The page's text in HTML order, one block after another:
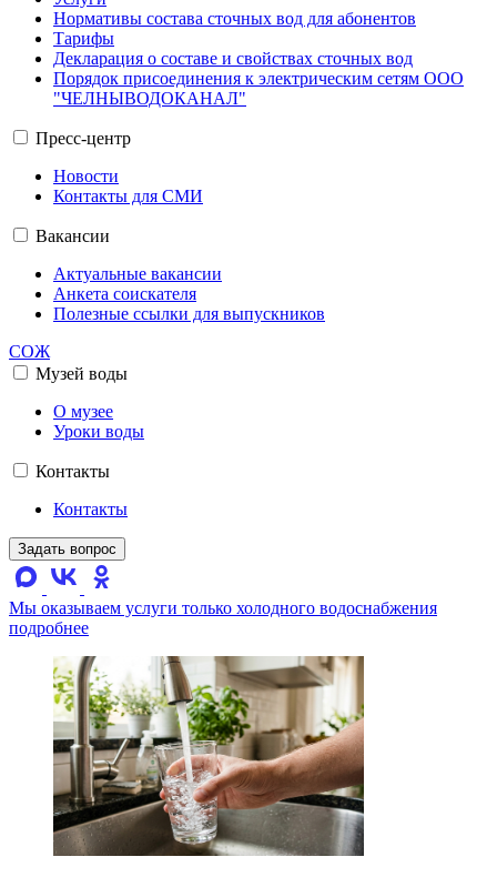
Нормативы состава сточных вод для абонентов
Тарифы
Декларация о составе и свойствах сточных вод
Порядок присоединения к электрическим сетям ООО
"ЧЕЛНЫВОДОКАНАЛ"
Пресс-центр
Новости
Контакты для СМИ
Вакансии
Актуальные вакансии
Анкета соискателя
Полезные ссылки для выпускников
СОЖ
Музей воды
О музее
Уроки воды
Контакты
Контакты
Задать вопрос
Мы оказываем услуги только холодного водоснабжения
подробнее